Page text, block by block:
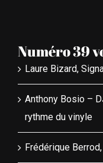
Numéro 39
Laure Bizard,
Anthony Bosio –
rythme du vinyle
Frédérique